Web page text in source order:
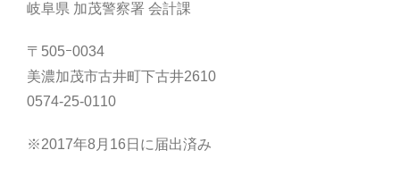
岐阜県 加茂警察署 会計課
〒505ｰ0034
美濃加茂市古井町下古井2610
0574-25-0110
※2017年8月16日に届出済み